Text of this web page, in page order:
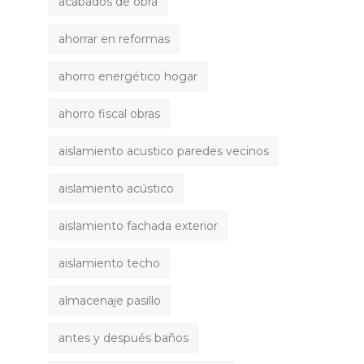
ahorrar en reformas
ahorro energético hogar
ahorro fiscal obras
aislamiento acustico paredes vecinos
aislamiento acústico
aislamiento fachada exterior
aislamiento techo
almacenaje pasillo
antes y después baños